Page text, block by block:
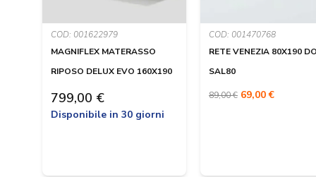
COD: 001622979
MAGNIFLEX MATERASSO
RIPOSO DELUX EVO 160X190
799,00 €
Disponibile in 30 giorni
COD: 001470768
RETE VENEZIA 80X190
SAL80
89,00 € 69,00 €